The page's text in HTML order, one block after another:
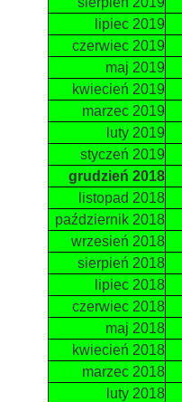
lipiec 2019
czerwiec 2019
maj 2019
kwiecień 2019
marzec 2019
luty 2019
styczeń 2019
grudzień 2018
listopad 2018
październik 2018
wrzesień 2018
sierpień 2018
lipiec 2018
czerwiec 2018
maj 2018
kwiecień 2018
marzec 2018
luty 2018